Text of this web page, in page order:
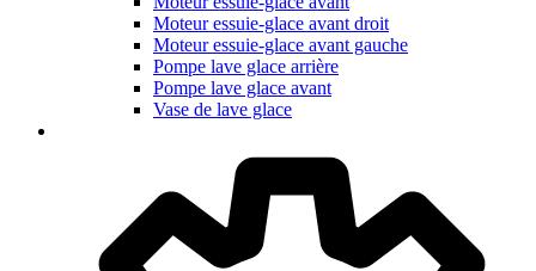
Moteur essuie-glace avant droit
Moteur essuie-glace avant gauche
Pompe lave glace arrière
Pompe lave glace avant
Vase de lave glace